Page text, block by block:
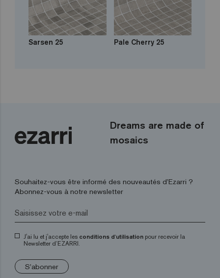
Sarsen 25 Pale Cherry 25
Dreams are made of
mosaics
Souhaitez-vous être informé des nouveautés d’Ezarri ?
Abonnez-vous à notre newsletter
J'ai lu et j'accepte les conditions d'utilisation pour recevoir la
Newsletter d’EZARRI.
S'abonner